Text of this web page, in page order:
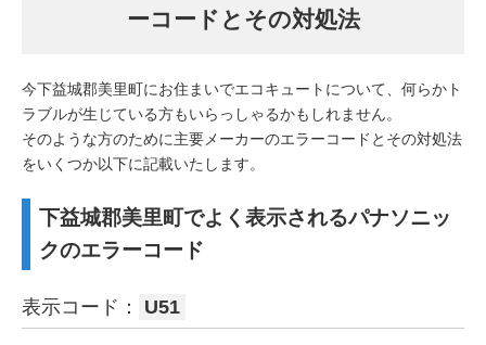
ーコードとその対処法
今下益城郡美里町にお住まいでエコキュートについて、何らかト
ラブルが生じている方もいらっしゃるかもしれません。
そのような方のために主要メーカーのエラーコードとその対処法
をいくつか以下に記載いたします。
下益城郡美里町でよく表示されるパナソニッ
クのエラーコード
表示コード： U51